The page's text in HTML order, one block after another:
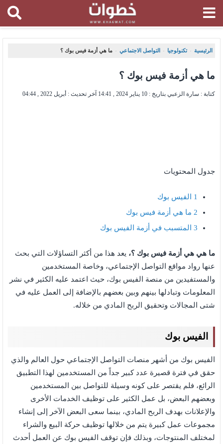
الرئيسية ، تكنولوجيا ، التواصل الاجتماعي ، ما هي أزمة فيس بوك ؟
ما هي أزمة فيس بوك ؟
كتابة : سارة الزعبي بتاريخ : 10 يناير 2024 , 14:41 آخر تحديث : أبريل 2022 , 04:44
جدول المحتويات
1 الفيس بوك
2 ما هي أزمة فيس بوك
3 المتسبب في أزمة الفيس بوك
ما هي هي أزمة فيس بوك ؟، يعد هذا من أكثر التساؤلات التي بحث
عنها رواد مواقع التواصل الإجتماعي، وخاصة المستخدمين
والمستفيدين من منصة الفيس بوك، حيث اعتمد عليه الكثير في نشر
المعلومات وتبادلها بينهم وبين بعضهم بالإضافة إلى العمل عليه في
شتى المجالات وتحقيق الربح المادي من خلاله.
الفيس بوك
الفيس بوك من أشهر منصات التواصل الإجتماعي حول العالم والذي
حقق في فترة قصيرة عدد كبير جداً من المستخدمين لهذا التطبيق
الرائع، فلم يقتصر على كونه وسيلة للتواصل بين المستخدمين
وبعضهم البعض، بل عمل الكثير على توظيف الخدمات الأخرى
والإعلانات بهدف الربح المادي، بينما سعى البعض الآخر إلى إنشاء
مجموعات عمل كبيرة يتم من خلالها توظيف حركة البيع والشراء
لمختلف المنتوجات، وبذلك فإن توقف الفيس بوك عن العمل أحدث